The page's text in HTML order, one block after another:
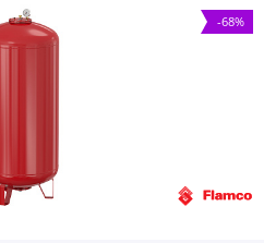
-68%